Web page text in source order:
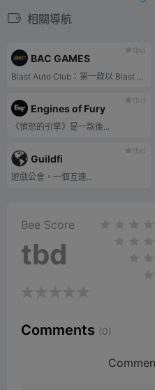
相關導航
tbd
BAC GAMES
Blast Auto Club：第一款以 Blast 為基礎的 Web3 遊戲。
tbd
Engines of Fury
《憤怒的引擎》是一款後...
tbd
Guildfi
遊戲公會，一個互連...
Bee Score
tbd
Comments (0)